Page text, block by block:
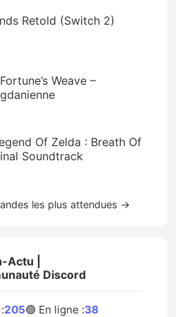
Retold (Switch 2)
Weave –
Of Zelda : Breath Of
Soundtrack
les plus attendues →
Actu |
Discord
205🟢 En ligne :38